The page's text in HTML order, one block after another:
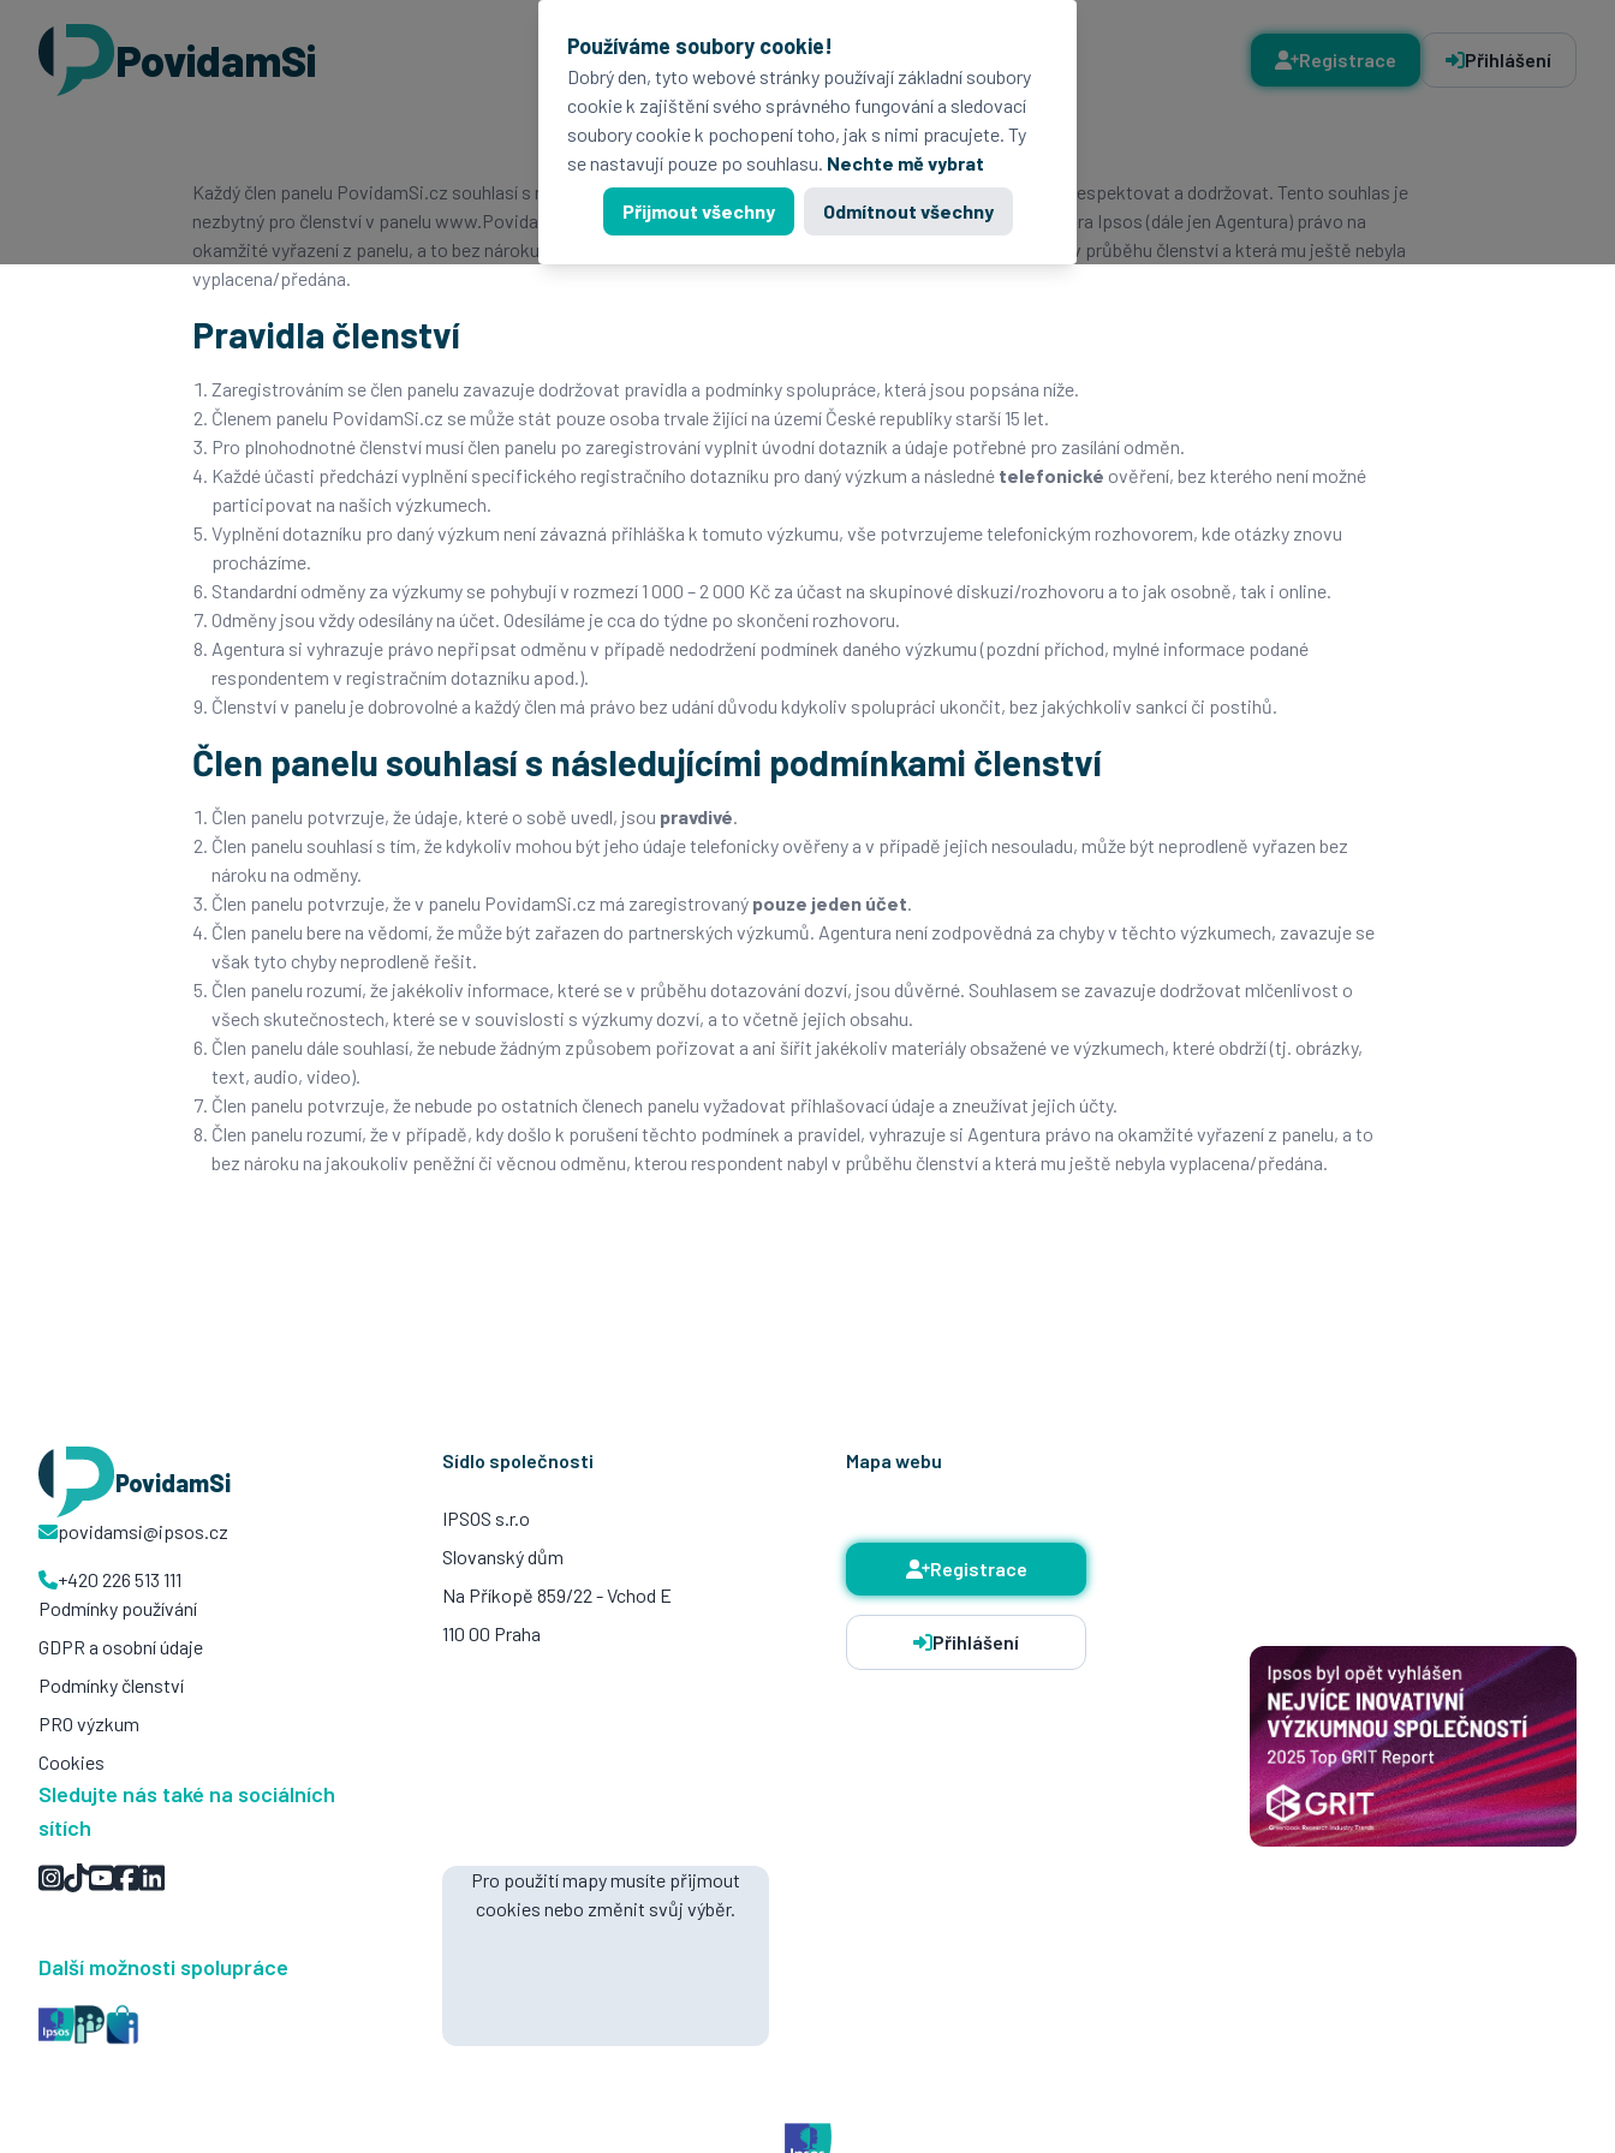
PovidamSi Registrace Přihlášení
Každý člen panelu PovidamSi.cz souhlasí s níže uvedenými pravidly a podmínkami, které se registrací zavazuje respektovat a dodržovat. Tento souhlas je
nezbytný pro členství v panelu www.PovidamSi.cz
. V případě jakéhokoliv porušení pravidel, si vyhrazuje agentura Ipsos (dále jen Agentura) právo na
okamžité vyřazení z panelu, a to bez nároku na jakoukoliv peněžní či věcnou odměnu, kterou respondent nabyl v průběhu členství a která mu ještě nebyla
vyplacena/předána.
Pravidla členství
Zaregistrováním se člen panelu zavazuje dodržovat pravidla a podmínky spolupráce, která jsou popsána níže.
Členem panelu PovidamSi.cz se může stát pouze osoba trvale žijící na území České republiky starší 15 let.
Pro plnohodnotné členství musí člen panelu po zaregistrování vyplnit úvodní dotazník a údaje potřebné pro zasílání odměn.
Každé účasti předchází vyplnění specifického registračního dotazníku pro daný výzkum a následné telefonické ověření, bez kterého není možné
participovat na našich výzkumech.
Vyplnění dotazníku pro daný výzkum není závazná přihláška k tomuto výzkumu, vše potvrzujeme telefonickým rozhovorem, kde otázky znovu
procházíme.
Standardní odměny za výzkumy se pohybují v rozmezí 1 000 – 2 000 Kč za účast na skupinové diskuzi/rozhovoru a to jak osobně, tak i online.
Odměny jsou vždy odesílány na účet. Odesíláme je cca do týdne po skončení rozhovoru.
Agentura si vyhrazuje právo nepřipsat odměnu v případě nedodržení podmínek daného výzkumu (pozdní příchod, mylné informace podané
respondentem v registračním dotazníku apod.).
Členství v panelu je dobrovolné a každý člen má právo bez udání důvodu kdykoliv spolupráci ukončit, bez jakýchkoliv sankcí či postihů.
Člen panelu souhlasí s následujícími podmínkami členství
Člen panelu potvrzuje, že údaje, které o sobě uvedl, jsou pravdivé.
Člen panelu souhlasí s tím, že kdykoliv mohou být jeho údaje telefonicky ověřeny a v případě jejich nesouladu, může být neprodleně vyřazen bez
nároku na odměny.
Člen panelu potvrzuje, že v panelu PovidamSi.cz má zaregistrovaný pouze jeden účet.
Člen panelu bere na vědomí, že může být zařazen do partnerských výzkumů. Agentura není zodpovědná za chyby v těchto výzkumech, zavazuje se
však tyto chyby neprodleně řešit.
Člen panelu rozumí, že jakékoliv informace, které se v průběhu dotazování dozví, jsou důvěrné. Souhlasem se zavazuje dodržovat mlčenlivost o
všech skutečnostech, které se v souvislosti s výzkumy dozví, a to včetně jejich obsahu.
Člen panelu dále souhlasí, že nebude žádným způsobem pořizovat a ani šířit jakékoliv materiály obsažené ve výzkumech, které obdrží (tj. obrázky,
text, audio, video).
Člen panelu potvrzuje, že nebude po ostatních členech panelu vyžadovat přihlašovací údaje a zneužívat jejich účty.
Člen panelu rozumí, že v případě, kdy došlo k porušení těchto podmínek a pravidel, vyhrazuje si Agentura právo na okamžité vyřazení z panelu, a to
bez nároku na jakoukoliv peněžní či věcnou odměnu, kterou respondent nabyl v průběhu členství a která mu ještě nebyla vyplacena/předána.
Používáme soubory cookie!
Dobrý den, tyto webové stránky používají základní soubory
cookie k zajištění svého správného fungování a sledovací
soubory cookie k pochopení toho, jak s nimi pracujete. Ty
se nastavují pouze po souhlasu. Nechte mě vybrat
Přijmout všechny Odmítnout všechny
PovidamSi
povidamsi@ipsos.cz
+420 226 513 111
Podmínky používání
GDPR a osobní údaje
Podmínky členství
PRO výzkum
Cookies
Sledujte nás také na sociálních
sítích
Další možnosti spolupráce
Sídlo společnosti
IPSOS s.r.o
Slovanský dům
Na Příkopě 859/22 - Vchod E
110 00 Praha
Pro použití mapy musíte přijmout
cookies nebo změnit svůj výběr.
Mapa webu
Registrace
Přihlášení